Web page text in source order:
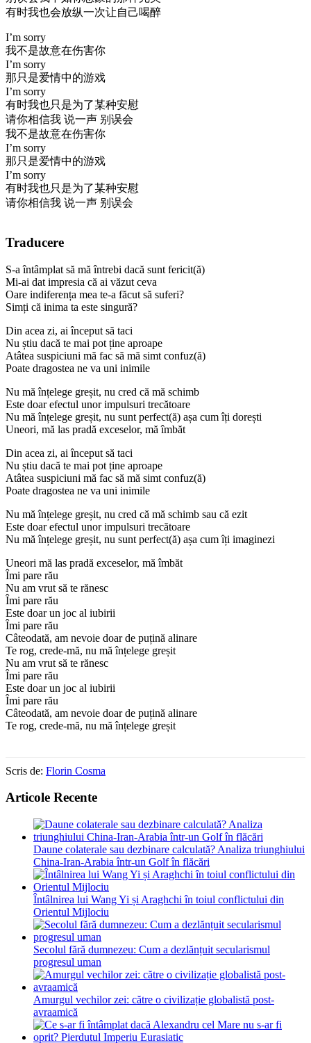
有时我也会放纵一次让自己喝醉
I’m sorry
我不是故意在伤害你
I’m sorry
那只是爱情中的游戏
I’m sorry
有时我也只是为了某种安慰
请你相信我 说一声 别误会
我不是故意在伤害你
I’m sorry
那只是爱情中的游戏
I’m sorry
有时我也只是为了某种安慰
请你相信我 说一声 别误会
Traducere
S-a întâmplat să mă întrebi dacă sunt fericit(ă)
Mi-ai dat impresia că ai văzut ceva
Oare indiferența mea te-a făcut să suferi?
Simți că inima ta este singură?
Din acea zi, ai început să taci
Nu știu dacă te mai pot ține aproape
Atâtea suspiciuni mă fac să mă simt confuz(ă)
Poate dragostea ne va uni inimile
Nu mă înțelege greșit, nu cred că mă schimb
Este doar efectul unor impulsuri trecătoare
Nu mă înțelege greșit, nu sunt perfect(ă) așa cum îți dorești
Uneori, mă las pradă exceselor, mă îmbăt
Din acea zi, ai început să taci
Nu știu dacă te mai pot ține aproape
Atâtea suspiciuni mă fac să mă simt confuz(ă)
Poate dragostea ne va uni inimile
Nu mă înțelege greșit, nu cred că mă schimb sau că ezit
Este doar efectul unor impulsuri trecătoare
Nu mă înțelege greșit, nu sunt perfect(ă) așa cum îți imaginezi
Uneori mă las pradă exceselor, mă îmbăt
Îmi pare rău
Nu am vrut să te rănesc
Îmi pare rău
Este doar un joc al iubirii
Îmi pare rău
Câteodată, am nevoie doar de puțină alinare
Te rog, crede-mă, nu mă înțelege greșit
Nu am vrut să te rănesc
Îmi pare rău
Este doar un joc al iubirii
Îmi pare rău
Câteodată, am nevoie doar de puțină alinare
Te rog, crede-mă, nu mă înțelege greșit
Scris de: Florin Cosma
Articole Recente
Daune colaterale sau dezbinare calculată? Analiza triunghiului
China-Iran-Arabia într-un Golf în flăcări
Întâlnirea lui Wang Yi și Araghchi în toiul conflictului din
Orientul Mijlociu
Secolul fără dumnezeu: Cum a dezlănțuit secularismul
progresul uman
Amurgul vechilor zei: către o civilizație globalistă post-
avraamică